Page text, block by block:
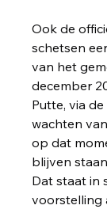
Ook de
schetsen
van het
december
Putte, via
wachten
op dat
blijven
Dat staat in
voorstelling